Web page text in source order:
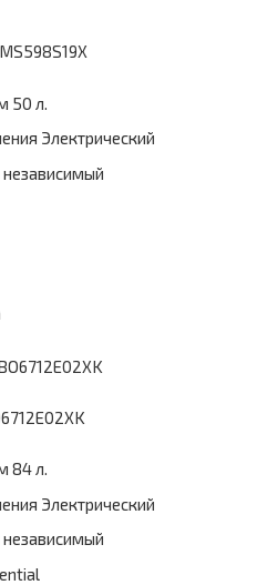
50 л.
Электрический
84 л.
Электрический